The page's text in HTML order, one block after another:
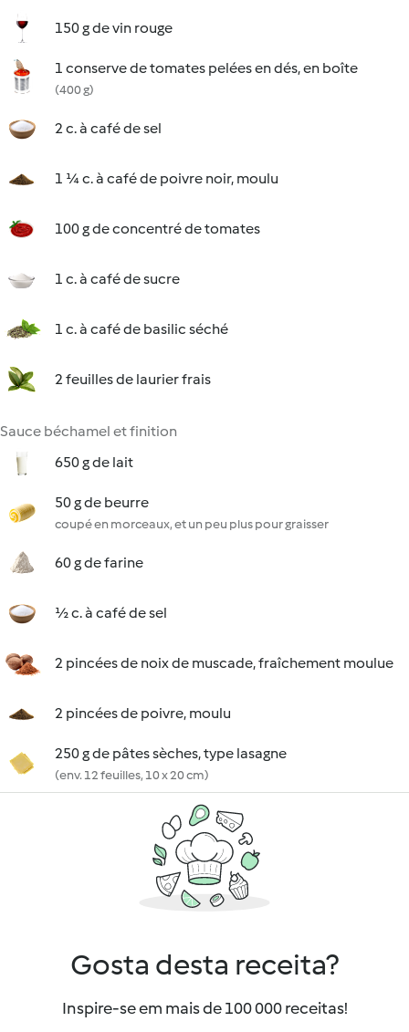
150 g de vin rouge
1 conserve de tomates pelées en dés, en boîte
(400 g)
2 c. à café de sel
1 ¼ c. à café de poivre noir, moulu
100 g de concentré de tomates
1 c. à café de sucre
1 c. à café de basilic séché
2 feuilles de laurier frais
Sauce béchamel et finition
650 g de lait
50 g de beurre
coupé en morceaux, et un peu plus pour graisser
60 g de farine
½ c. à café de sel
2 pincées de noix de muscade, fraîchement moulue
2 pincées de poivre, moulu
250 g de pâtes sèches, type lasagne
(env. 12 feuilles, 10 x 20 cm)
Gosta desta receita?
Inspire-se em mais de 100 000 receitas!